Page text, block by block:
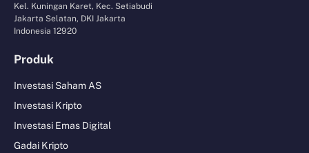
Kel. Kuningan Karet, Kec. Setiabudi
Jakarta Selatan, DKI Jakarta
Indonesia 12920
Produk
Investasi Saham AS
Investasi Kripto
Investasi Emas Digital
Gadai Kripto